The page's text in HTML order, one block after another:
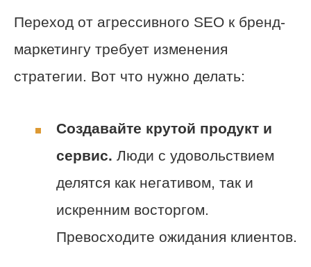
Переход от агрессивного SEO к бренд-
маркетингу требует изменения
стратегии. Вот что нужно делать:
Создавайте крутой продукт и
сервис. Люди с удовольствием
делятся как негативом, так и
искренним восторгом.
Превосходите ожидания клиентов.